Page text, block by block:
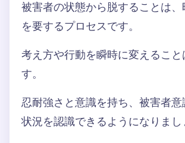
被害者の状態から脱することは、
を要するプロセスです。
考え方や行動を瞬時に変えるこ
す。
忍耐強さと意識を持ち、被害者意
状況を認識できるようになりまし